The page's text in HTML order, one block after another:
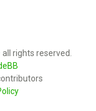
rights reserved.